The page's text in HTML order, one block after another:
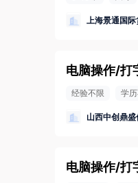
上海景通国
电脑操作/打
经验不限 学
山西中创鼎
电脑操作/打